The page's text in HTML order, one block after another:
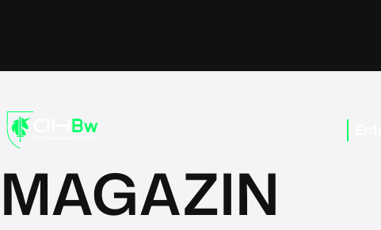
MAGAZIN